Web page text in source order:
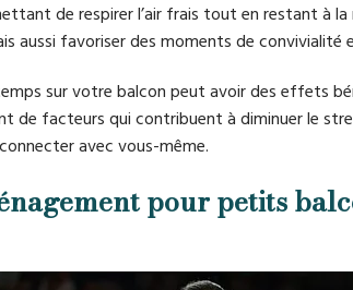
de respirer l’air frais tout en restant à
aussi favoriser des moments de convivialité
sur votre balcon peut avoir des effets
de facteurs qui contribuent à diminuer le
avec vous-même.
pour petits